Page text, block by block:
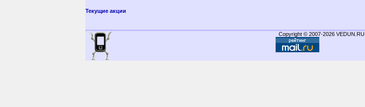
Текущие акции
Copyright © 2007-2026 VEDUN.RU